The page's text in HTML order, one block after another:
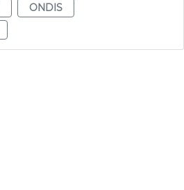
ONDIS